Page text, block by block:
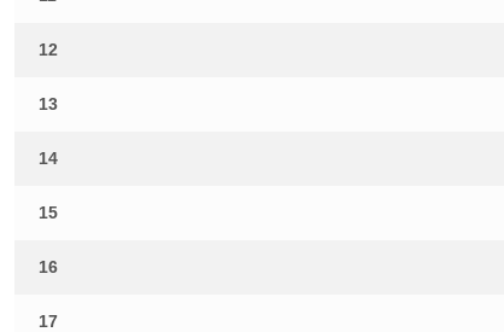
12
13
14
15
16
17